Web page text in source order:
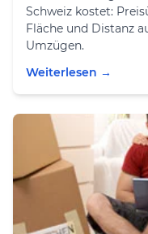
Schweiz kostet:
Fläche und Distanz
Umzügen.
Weiterlesen →